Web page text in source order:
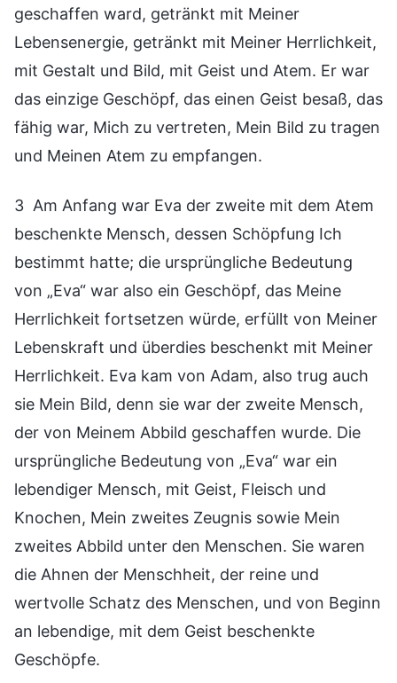
geschaffen ward, getränkt mit Meiner
Lebensenergie, getränkt mit Meiner Herrlichkeit,
mit Gestalt und Bild, mit Geist und Atem. Er war
das einzige Geschöpf, das einen Geist besaß, das
fähig war, Mich zu vertreten, Mein Bild zu tragen
und Meinen Atem zu empfangen.
3 Am Anfang war Eva der zweite mit dem Atem
beschenkte Mensch, dessen Schöpfung Ich
bestimmt hatte; die ursprüngliche Bedeutung
von „Eva“ war also ein Geschöpf, das Meine
Herrlichkeit fortsetzen würde, erfüllt von Meiner
Lebenskraft und überdies beschenkt mit Meiner
Herrlichkeit. Eva kam von Adam, also trug auch
sie Mein Bild, denn sie war der zweite Mensch,
der von Meinem Abbild geschaffen wurde. Die
ursprüngliche Bedeutung von „Eva“ war ein
lebendiger Mensch, mit Geist, Fleisch und
Knochen, Mein zweites Zeugnis sowie Mein
zweites Abbild unter den Menschen. Sie waren
die Ahnen der Menschheit, der reine und
wertvolle Schatz des Menschen, und von Beginn
an lebendige, mit dem Geist beschenkte
Geschöpfe.